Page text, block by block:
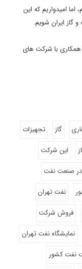
اما امیدواریم که این
گاز ایران شویم.
همکاری با شرکت های
گاز
تجهیزات
این شرکت
در صنعت نفت
نفت تهران
فروش شرکت
نمایشگاه نفت تهران
نفت کشور